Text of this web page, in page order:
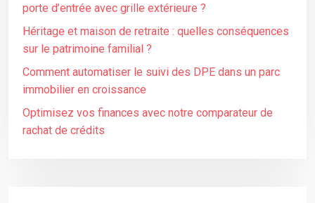
porte d’entrée avec grille extérieure ?
Héritage et maison de retraite : quelles conséquences
sur le patrimoine familial ?
Comment automatiser le suivi des DPE dans un parc
immobilier en croissance
Optimisez vos finances avec notre comparateur de
rachat de crédits